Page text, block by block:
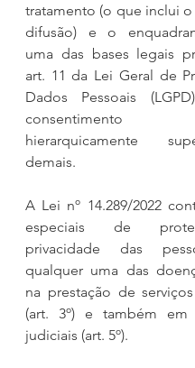
tratamento (o que inclui o
difusão) e o
uma das bases legais
art. 11 da Lei Geral de
Dados Pessoais
hierarquicamente
demais.
A Lei nº 14.289/2022
especiais de
privacidade das
qualquer uma das
na prestação de
(art. 3º) e também em
judiciais (art. 5º).